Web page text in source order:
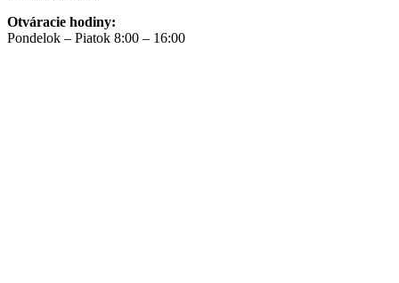
Otváracie hodiny:
Pondelok – Piatok 8:00 – 16:00